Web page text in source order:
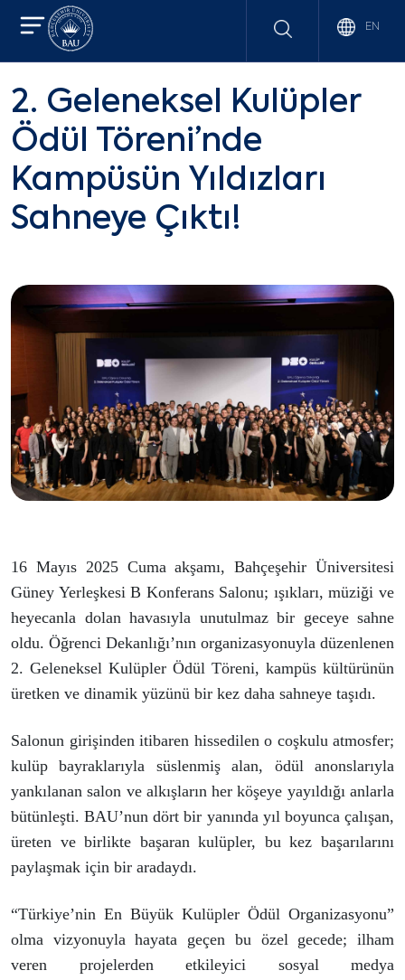
EN
2. Geleneksel Kulüpler
Ödül Töreni’nde
Kampüsün Yıldızları
Sahneye Çıktı!
16 Mayıs 2025 Cuma akşamı, Bahçeşehir Üniversitesi
Güney Yerleşkesi B Konferans Salonu; ışıkları, müziği ve
heyecanla dolan havasıyla unutulmaz bir geceye sahne
oldu. Öğrenci Dekanlığı’nın organizasyonuyla düzenlenen
2. Geleneksel Kulüpler Ödül Töreni, kampüs kültürünün
üretken ve dinamik yüzünü bir kez daha sahneye taşıdı.
Salonun girişinden itibaren hissedilen o coşkulu atmosfer;
kulüp bayraklarıyla süslenmiş alan, ödül anonslarıyla
yankılanan salon ve alkışların her köşeye yayıldığı anlarla
bütünleşti. BAU’nun dört bir yanında yıl boyunca çalışan,
üreten ve birlikte başaran kulüpler, bu kez başarılarını
paylaşmak için bir aradaydı.
“Türkiye’nin En Büyük Kulüpler Ödül Organizasyonu”
olma vizyonuyla hayata geçen bu özel gecede; ilham
veren projelerden etkileyici sosyal medya